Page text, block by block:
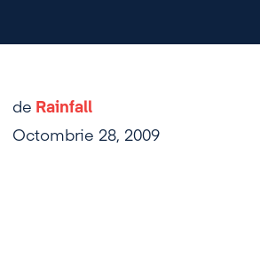
de Rainfall
Octombrie 28, 2009